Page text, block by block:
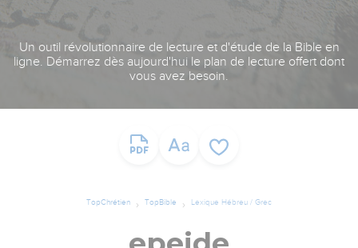
Un outil révolutionnaire de lecture et d'étude de la Bible en
ligne. Démarrez dès aujourd'hui le plan de lecture offert dont
vous avez besoin.
TopChrétien TopBible Lexique Hébreu / Grec